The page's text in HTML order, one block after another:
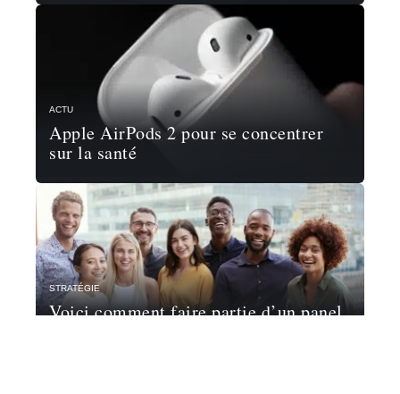
ACTU
Apple AirPods 2 pour se concentrer
sur la santé
STRATÉGIE
Voici comment faire partie d’un panel